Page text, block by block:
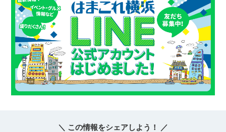
＼ この情報をシェアしよう！ ／